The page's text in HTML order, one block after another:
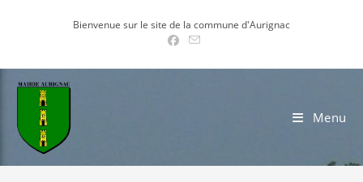
Bienvenue sur le site de la commune d'Aurignac
Menu